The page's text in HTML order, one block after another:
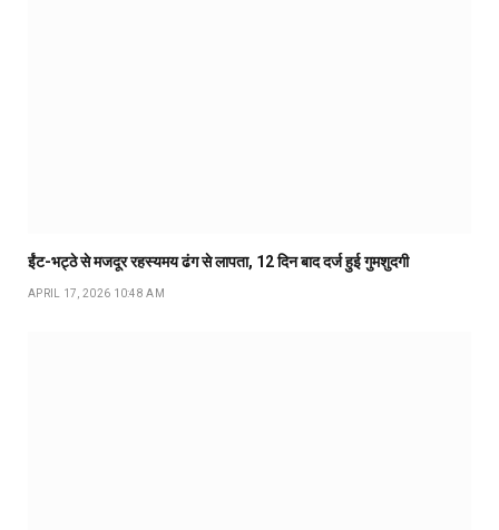
ईंट-भट्ठे से मजदूर रहस्यमय ढंग से लापता, 12 दिन बाद दर्ज हुई गुमशुदगी
APRIL 17, 2026 10:48 AM